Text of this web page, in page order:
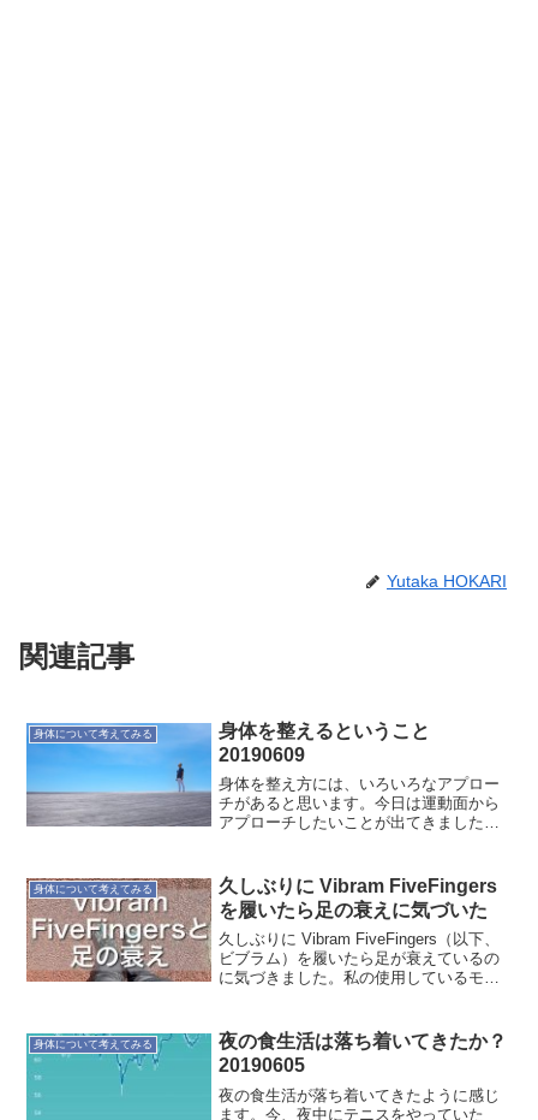
Yutaka HOKARI
関連記事
身体について考えてみる
身体を整えるということ
20190609
身体を整え方には、いろいろなアプロー
チがあると思います。今日は運動面から
アプローチしたいことが出てきました。
会には出ましたが、最近、定期的な運動
をしていません。年齢...
身体について考えてみる
久しぶりに Vibram FiveFingers
を履いたら足の衰えに気づいた
久しぶりに Vibram FiveFingers（以下、
ビブラム）を履いたら足が衰えているの
に気づきました。私の使用しているモデ
FiveFingers（ビブラム）は、...
身体について考えてみる
夜の食生活は落ち着いてきたか？
20190605
夜の食生活が落ち着いてきたように感じ
ます。今、夜中にテニスをやっていた